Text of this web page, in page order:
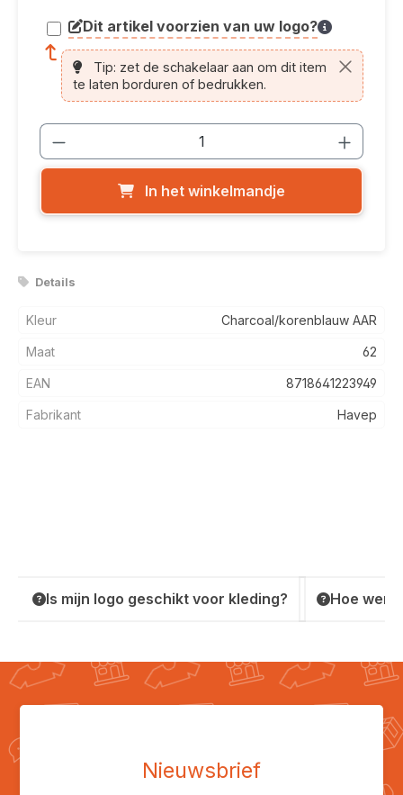
Dit artikel voorzien van uw logo?
article.printing.helptext
Tip: zet de schakelaar aan om dit item
te laten borduren of bedrukken.
Producthoeveelheid: Voer de
In het winkelmandje
Details
Kleur Charcoal/korenblauw AAR
Maat 62
EAN 8718641223949
Fabrikant Havep
Is mijn logo geschikt voor kleding? Hoe
Nieuwsbrief